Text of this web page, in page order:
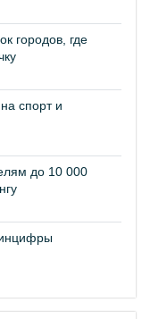
городов, где
спорт и
до 10 000